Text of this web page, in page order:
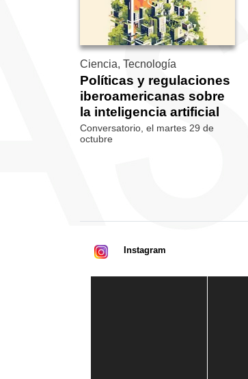
Ciencia, Tecnología
Políticas y regulaciones
iberoamericanas sobre
la inteligencia artificial
Conversatorio, el martes 29 de
octubre
Instagram